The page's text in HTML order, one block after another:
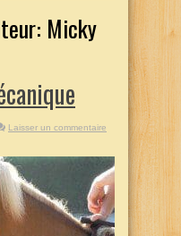
Micky
Laisser un commentaire